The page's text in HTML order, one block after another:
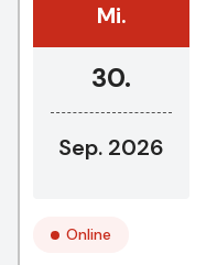
Mi.
30.
Sep. 2026
Online